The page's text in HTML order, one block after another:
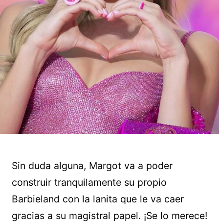
Sin duda alguna, Margot va a poder
construir tranquilamente su propio
Barbieland con la lanita que le va caer
gracias a su magistral papel. ¡Se lo merece!